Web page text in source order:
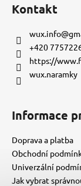
Kontakt
wux.info@
+420
https://
wux.naramky
Informace
Doprava a platba
Obchodní
Univerzální
Jak vybrat